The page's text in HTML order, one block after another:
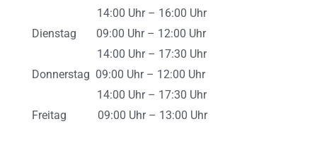
14:00 Uhr – 16:00 Uhr
Dienstag 09:00 Uhr – 12:00 Uhr
14:00 Uhr – 17:30 Uhr
Donnerstag 09:00 Uhr – 12:00 Uhr
14:00 Uhr – 17:30 Uhr
Freitag 09:00 Uhr – 13:00 Uhr